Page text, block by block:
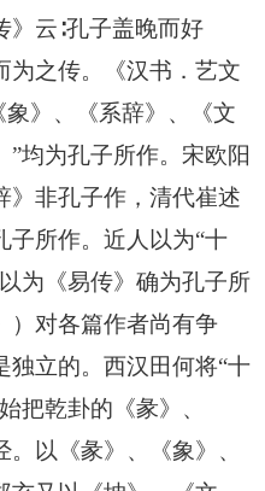
》云∶孔子盖晚而好
为之传。《汉书．艺文
象》、《系辞》、《文
均为孔子所作。宋欧阳
》非孔子作，清代崔述
子所作。近人以为“十
为《易传》确为孔子所
）对各篇作者尚有争
独立的。西汉田何将“十
把乾卦的《彖》、
。以《彖》、《象》、